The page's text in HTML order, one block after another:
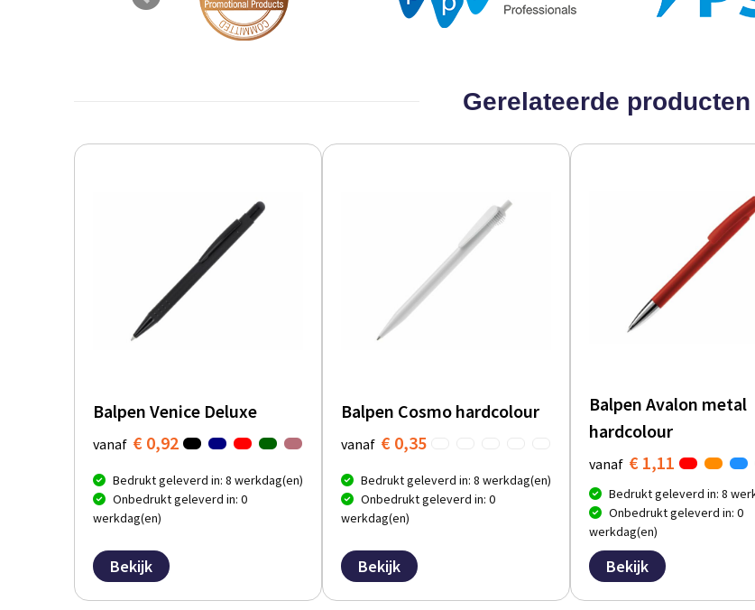
Gerelateerde producten
Balpen Venice Deluxe
vanaf € 0,92
Bedrukt geleverd in: 8 werkdag(en)
Onbedrukt geleverd in: 0
werkdag(en)
Bekijk
Balpen Cosmo hardcolour
vanaf € 0,35
Bedrukt geleverd in: 8 werkdag(en)
Onbedrukt geleverd in: 0
werkdag(en)
Bekijk
Balpen Avalon metal
hardcolour
vanaf € 1,11
Bedrukt geleverd in: 8
Onbedrukt geleverd in: 0
werkdag(en)
Bekijk